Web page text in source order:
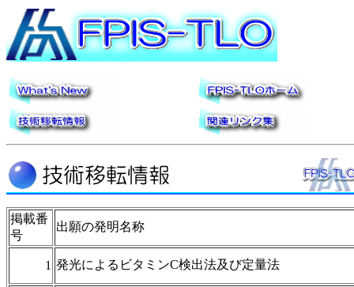
掲載番
号
出願の発明名称
1 発光によるビタミンC検出法及び定量法